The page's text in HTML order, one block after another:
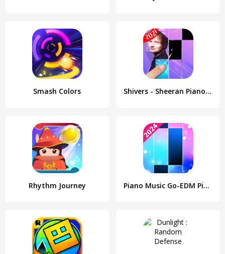
Smash Colors Shivers - Sheeran Piano Tiles
Rhythm Journey Piano Music Go-EDM Piano Games